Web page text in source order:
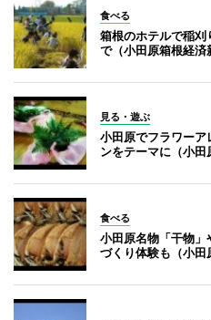
食べる
箱根のホテルで稲
で（小田原箱根経済
見る・遊ぶ
小田原でフラワーア
ンをテーマに（小田
食べる
小田原名物「干物
づくり体験も（小田